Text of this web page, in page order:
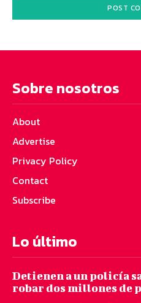
Sobre nosotros
About
Advertise
Privacy Policy
Contact
Subscribe
Lo último
Detienen a un policía
robar dos millones de